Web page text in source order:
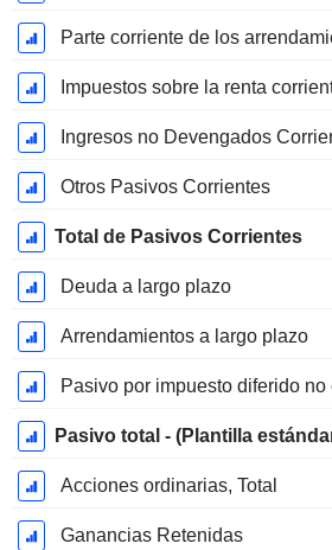
Parte corriente de los
Impuestos sobre la renta
Ingresos no Devengados
Otros Pasivos Corrientes
Total de Pasivos Corrientes
Deuda a largo plazo
Arrendamientos a largo plazo
Pasivo por impuesto diferido no
Pasivo total - (Plantilla
Acciones ordinarias, Total
Ganancias Retenidas